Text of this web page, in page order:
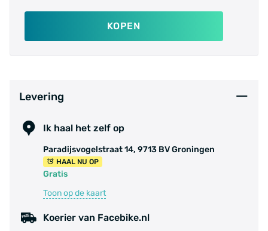
KOPEN
Levering
Ik haal het zelf op
Paradijsvogelstraat 14, 9713 BV Groningen
HAAL NU OP
Gratis
Toon op de kaart
Koerier van Facebike.nl